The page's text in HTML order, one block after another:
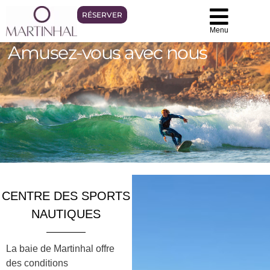
RÉSERVER
Menu
Amusez-vous avec nous
CENTRE DES SPORTS
NAUTIQUES
La baie de Martinhal offre
des conditions